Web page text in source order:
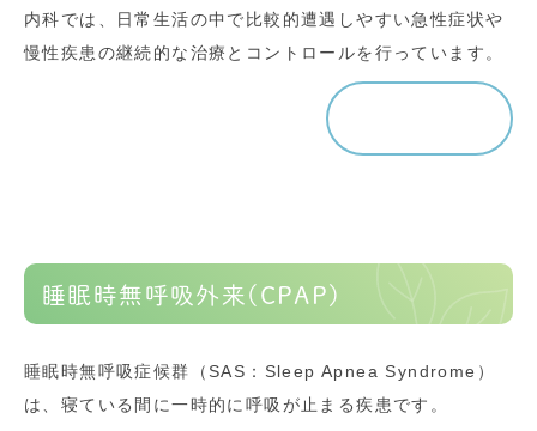
内科では、日常生活の中で比較的遭遇しやすい急性症状や
慢性疾患の継続的な治療とコントロールを行っています。
睡眠時無呼吸外来(CPAP)
睡眠時無呼吸症候群（SAS：Sleep Apnea Syndrome）
は、寝ている間に一時的に呼吸が止まる疾患です。